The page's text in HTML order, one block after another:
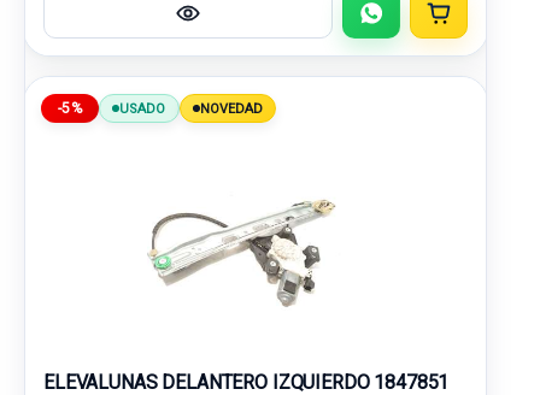
-5% USADO NOVEDAD
ELEVALUNAS DELANTERO IZQUIERDO 1847851